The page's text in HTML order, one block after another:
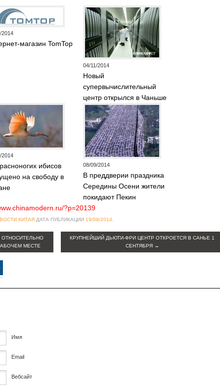
2014
магазин TomTop
04/11/2014
Новый
супервычислительный
центр открылся в Чаньше
2014
ибисов
на свободу в
08/09/2014
В преддверии праздника
Середины Осени жители
покидают Пекин
?p=20139
КИТАЯ ДАТА ПУБЛИКАЦИИ 19/08/2014
ОТНОСИТЕЛЬНО
МЕСТЕ
КРУПНЕЙШИЙ ДЬЮТИ-ФРИ ЦЕНТР ОТКРОЕТСЯ В САНЬЕ 1
СЕНТЯБРЯ →
Имя
Email
Вебсайт